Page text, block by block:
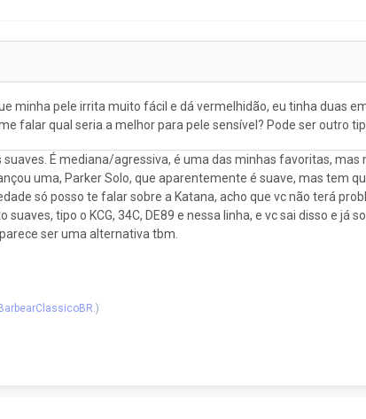
minha pele irrita muito fácil e dá vermelhidão, eu tinha duas
falar qual seria a melhor para pele sensível? Pode ser outro
É mediana/agressiva, é uma das minhas favoritas,
uma, Parker Solo, que aparentemente é suave, mas tem
só posso te falar sobre a Katana, acho que vc não terá
tipo o KCG, 34C, DE89 e nessa linha, e vc sai disso e já
ser uma alternativa tbm.
BarbearClassicoBR.)